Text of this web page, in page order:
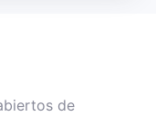
de